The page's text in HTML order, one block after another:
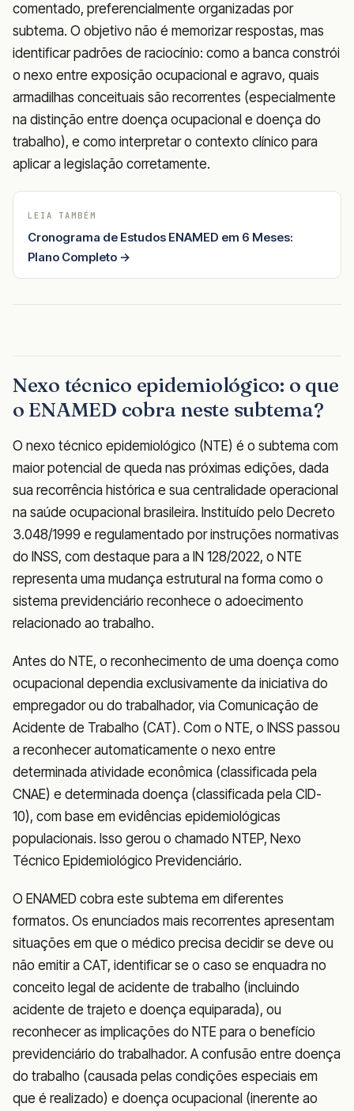
comentado, preferencialmente organizadas por
subtema. O objetivo não é memorizar respostas, mas
identificar padrões de raciocínio: como a banca constrói
o nexo entre exposição ocupacional e agravo, quais
armadilhas conceituais são recorrentes (especialmente
na distinção entre doença ocupacional e doença do
trabalho), e como interpretar o contexto clínico para
aplicar a legislação corretamente.
LEIA TAMBÉM
Cronograma de Estudos ENAMED em 6 Meses:
Plano Completo →
Nexo técnico epidemiológico: o que
o ENAMED cobra neste subtema?
O nexo técnico epidemiológico (NTE) é o subtema com
maior potencial de queda nas próximas edições, dada
sua recorrência histórica e sua centralidade operacional
na saúde ocupacional brasileira. Instituído pelo Decreto
3.048/1999 e regulamentado por instruções normativas
do INSS, com destaque para a IN 128/2022, o NTE
representa uma mudança estrutural na forma como o
sistema previdenciário reconhece o adoecimento
relacionado ao trabalho.
Antes do NTE, o reconhecimento de uma doença como
ocupacional dependia exclusivamente da iniciativa do
empregador ou do trabalhador, via Comunicação de
Acidente de Trabalho (CAT). Com o NTE, o INSS passou
a reconhecer automaticamente o nexo entre
determinada atividade econômica (classificada pela
CNAE) e determinada doença (classificada pela CID-
10), com base em evidências epidemiológicas
populacionais. Isso gerou o chamado NTEP, Nexo
Técnico Epidemiológico Previdenciário.
O ENAMED cobra este subtema em diferentes
formatos. Os enunciados mais recorrentes apresentam
situações em que o médico precisa decidir se deve ou
não emitir a CAT, identificar se o caso se enquadra no
conceito legal de acidente de trabalho (incluindo
acidente de trajeto e doença equiparada), ou
reconhecer as implicações do NTE para o benefício
previdenciário do trabalhador. A confusão entre doença
do trabalho (causada pelas condições especiais em
que é realizado) e doença ocupacional (inerente ao